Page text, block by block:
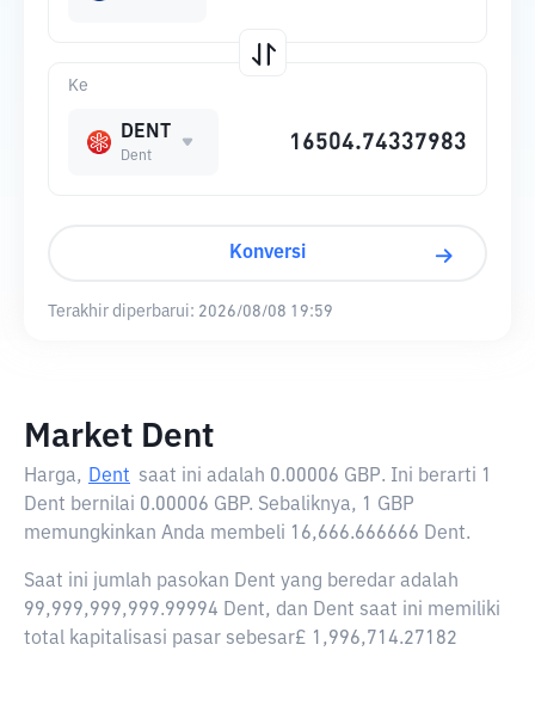
Ke
DENT
Dent
Konversi
Terakhir diperbarui: 2026/08/08 19:59
Market Dent
Harga, Dent saat ini adalah 0.00006 GBP. Ini berarti 1
Dent bernilai 0.00006 GBP. Sebaliknya, 1 GBP
memungkinkan Anda membeli 16,666.666666 Dent.
Saat ini jumlah pasokan Dent yang beredar adalah
99,999,999,999.99994 Dent, dan Dent saat ini memiliki
total kapitalisasi pasar sebesar£ 1,996,714.27182